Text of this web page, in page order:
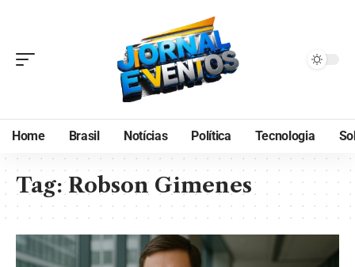
Home Brasil Notícias Política Tecnologia
Tag:Robson Gimenes